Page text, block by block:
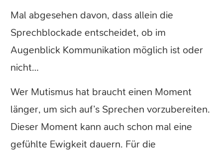
Mal abgesehen davon, dass allein die
Sprechblockade entscheidet, ob im
Augenblick Kommunikation möglich ist oder
nicht…
Wer Mutismus hat braucht einen Moment
länger, um sich auf’s Sprechen vorzubereiten.
Dieser Moment kann auch schon mal eine
gefühlte Ewigkeit dauern. Für die